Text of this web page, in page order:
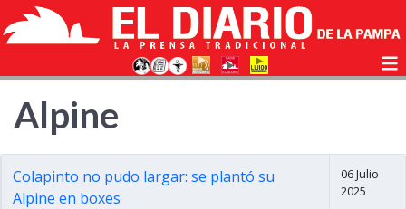
Alpine
Colapinto no pudo largar: se plantó su
Alpine en boxes
06 Julio
2025